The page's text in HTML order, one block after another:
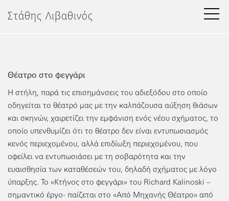
στοΣτάθης Λιβαθινός
Θέατρο στο φεγγάρι
Η στήλη, παρά τις επισημάνσεις του αδιεξόδου στο οποίο
οδηγείται το θέατρό μας με την καλπάζουσα αύξηση θιάσων
και σκηνών, χαιρετίζει την εμφάνιση ενός νέου σχήματος, το
οποίο υπενθυμίζει ότι το θέατρο δεν είναι εντυπωσιασμός
κενός περιεχομένου, αλλά επιδίωξη περιεχομένου, που
οφείλει να εντυπωσιάσει με τη σοβαρότητα και την
ευαισθησία των καταθέσεών του, δηλαδή σχήματος με λόγο
ύπαρξης. Το «Κτήνος στο φεγγάρι» του Richard Kalinoski –
σημαντικό έργο- παίζεται στο «Από Μηχανής Θέατρο» από